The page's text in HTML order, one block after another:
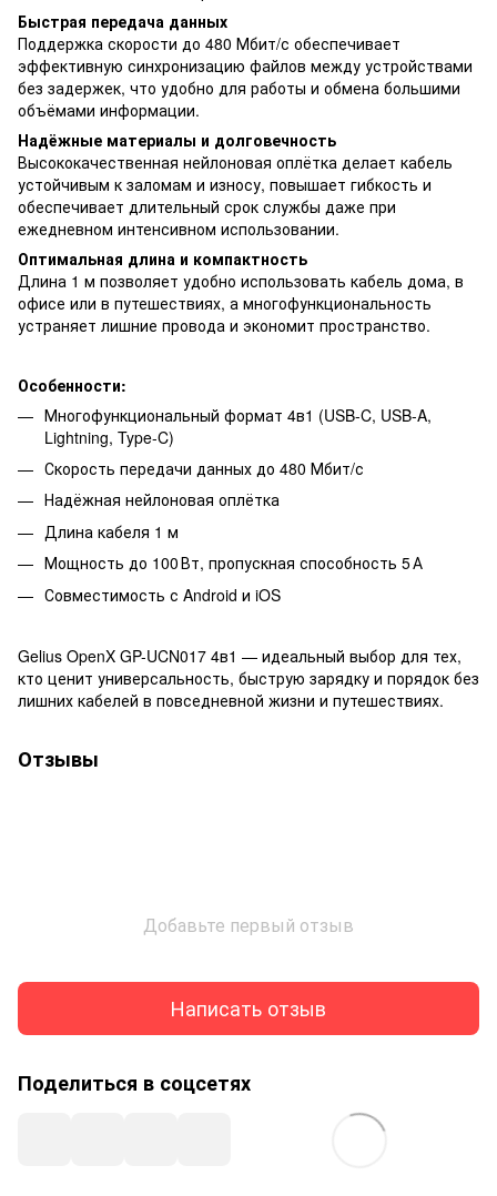
Быстрая передача данных
Поддержка скорости до 480 Мбит/с обеспечивает
эффективную синхронизацию файлов между устройствами
без задержек, что удобно для работы и обмена большими
объёмами информации.
Надёжные материалы и долговечность
Высококачественная нейлоновая оплётка делает кабель
устойчивым к заломам и износу, повышает гибкость и
обеспечивает длительный срок службы даже при
ежедневном интенсивном использовании.
Оптимальная длина и компактность
Длина 1 м позволяет удобно использовать кабель дома, в
офисе или в путешествиях, а многофункциональность
устраняет лишние провода и экономит пространство.
Особенности:
Многофункциональный формат 4в1 (USB-C, USB-A,
Lightning, Type-C)
Скорость передачи данных до 480 Мбит/с
Надёжная нейлоновая оплётка
Длина кабеля 1 м
Мощность до 100 Вт, пропускная способность 5 А
Совместимость с Android и iOS
Gelius OpenX GP-UCN017 4в1 — идеальный выбор для тех,
кто ценит универсальность, быструю зарядку и порядок без
лишних кабелей в повседневной жизни и путешествиях.
Отзывы
Добавьте первый отзыв
Написать отзыв
Поделиться в соцсетях